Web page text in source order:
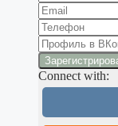
Connect with: